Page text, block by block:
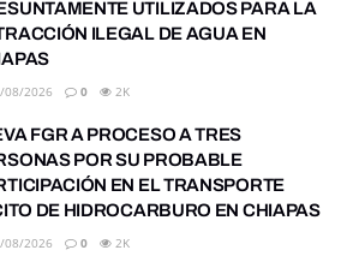
UTILIZADOS PARA LA
ILEGAL DE AGUA EN
08/2026 0 2K
FGR A PROCESO A TRES
POR SU PROBABLE
EN EL TRANSPORTE
DE HIDROCARBURO EN CHIAPAS
08/2026 0 2K